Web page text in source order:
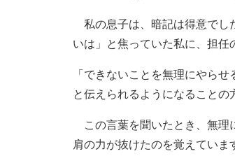
私の息子は、暗記は得意でし
いは」と焦っていた私に、担任
「できないことを無理にやら
と伝えられるようになることの
この言葉を聞いたとき、無理
肩の力が抜けたのを覚えていま